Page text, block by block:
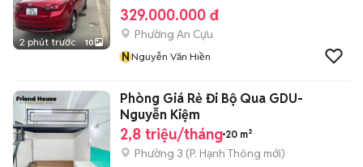
2 phút trước 10
329.000.000 đ
Phường An Cựu
NNguyễn Văn Hiền
Phòng Giá Rẻ Đi Bộ Qua GDU-
Nguyễn Kiệm
2,8 triệu/tháng 20 m²
Phường 3 (P. Hạnh Thông mới)